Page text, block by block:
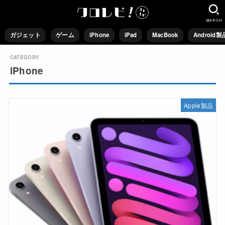
ガジェット ゲーム iPhone iPad MacBook Android製
SEARCH
iPhone
Apple製品